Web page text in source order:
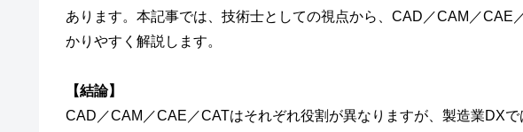
あります。本記事では、技術士としての視点から、CAD／CAM／CAE
かりやすく解説します。
【結論】
CAD／CAM／CAE／CATはそれぞれ役割が異なりますが、製造業DX